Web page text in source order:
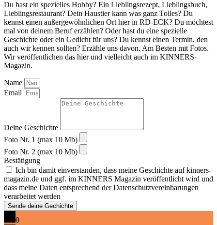
Du hast ein spezielles Hobby? Ein Lieblingsrezept, Lieblingsbuch,
Lieblingsrestaurant? Dein Haustier kann was ganz Tolles? Du
kennst einen außergewöhnlichen Ort hier in RD-ECK? Du möchtest
mal von deinem Beruf erzählen? Oder hast du eine spezielle
Geschichte oder ein Gedicht für uns? Du kennst einen Termin, den
auch wir kennen sollten? Erzähle uns davon. Am Besten mit Fotos.
Wir veröffentlichen das hier und vielleicht auch im KINNERS-
Magazin.
Name
Email
Deine Geschichte
Foto Nr. 1 (max 10 Mb)
Foto Nr. 2 (max 10 Mb)
Bestätigung
Ich bin damit einverstanden, dass meine Geschichte auf kinners-
magazin.de und ggf. im KINNERS Magazin veröffentlicht wird und
dass meine Daten entsprechend der Datenschutzvereinbarungen
verarbeitet werden
Sende deine Gechichte
0